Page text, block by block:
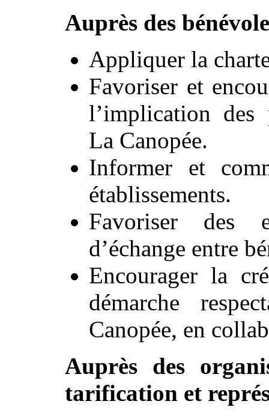
Auprès des
Appliquer la
Favoriser et
l’implication des
La Canopée.
Informer et
établissements.
Favoriser des
d’échange entre
Encourager la
démarche
Canopée, en
Auprès des
tarification et